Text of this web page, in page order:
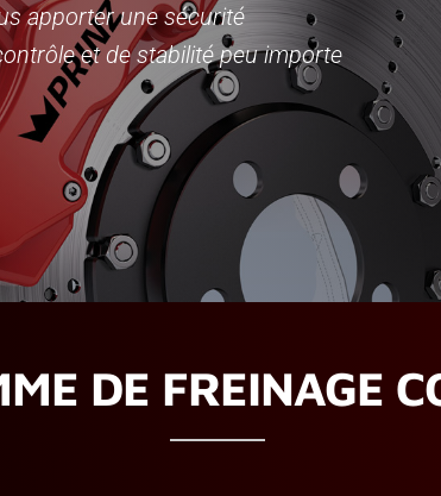
apporter une sécurité
et de stabilité peu importe
DE FREINAGE